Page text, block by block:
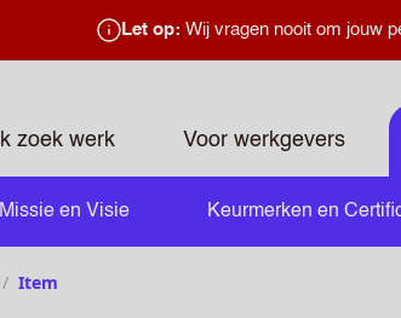
Let op: Wij vragen nooit om jouw
Ik zoek werk Voor werkgevers
Missie en Visie Keurmerken en
Item